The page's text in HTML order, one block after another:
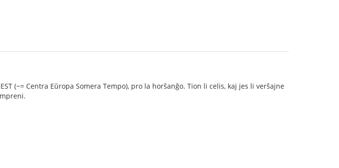
(~= Centra Eŭropa Somera Tempo), pro la horŝanĝo. Tion li celis, kaj jes li verŝajne